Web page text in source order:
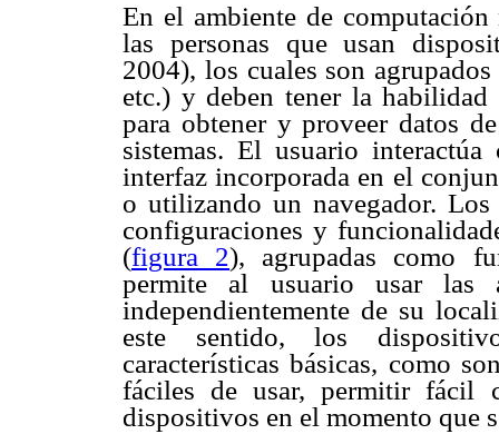
En el ambiente de
las personas que usan
2004), los cuales son
etc.) y deben tener la
para obtener y proveer datos
sistemas. El usuario
interfaz incorporada en el
o utilizando un navegador.
configuraciones y
(figura 2), agrupadas como
permite al usuario usar las
independientemente de su
este sentido, los
características básicas, como
fáciles de usar, permitir fácil
dispositivos en el momento que